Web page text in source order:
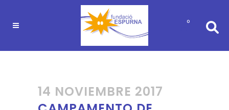
0
14 NOVIEMBRE 2017